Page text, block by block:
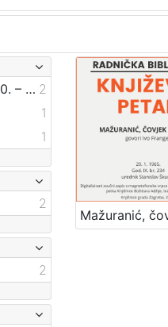
Frangeš, Ivo (15. 04. 1920. – 29. 12. 2003.) 2
1
1
2
2